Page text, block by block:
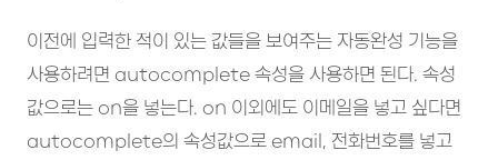
이전에 입력한 적이 있는 값들을 보여주는 자동완성 기능을
사용하려면 autocomplete 속성을 사용하면 된다. 속성
값으로는 on을 넣는다. on 이외에도 이메일을 넣고 싶다면
autocomplete의 속성값으로 email, 전화번호를 넣고